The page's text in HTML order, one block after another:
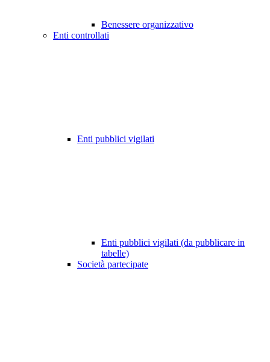
Benessere organizzativo
Enti controllati
Enti pubblici vigilati
Enti pubblici vigilati (da pubblicare in
tabelle)
Società partecipate